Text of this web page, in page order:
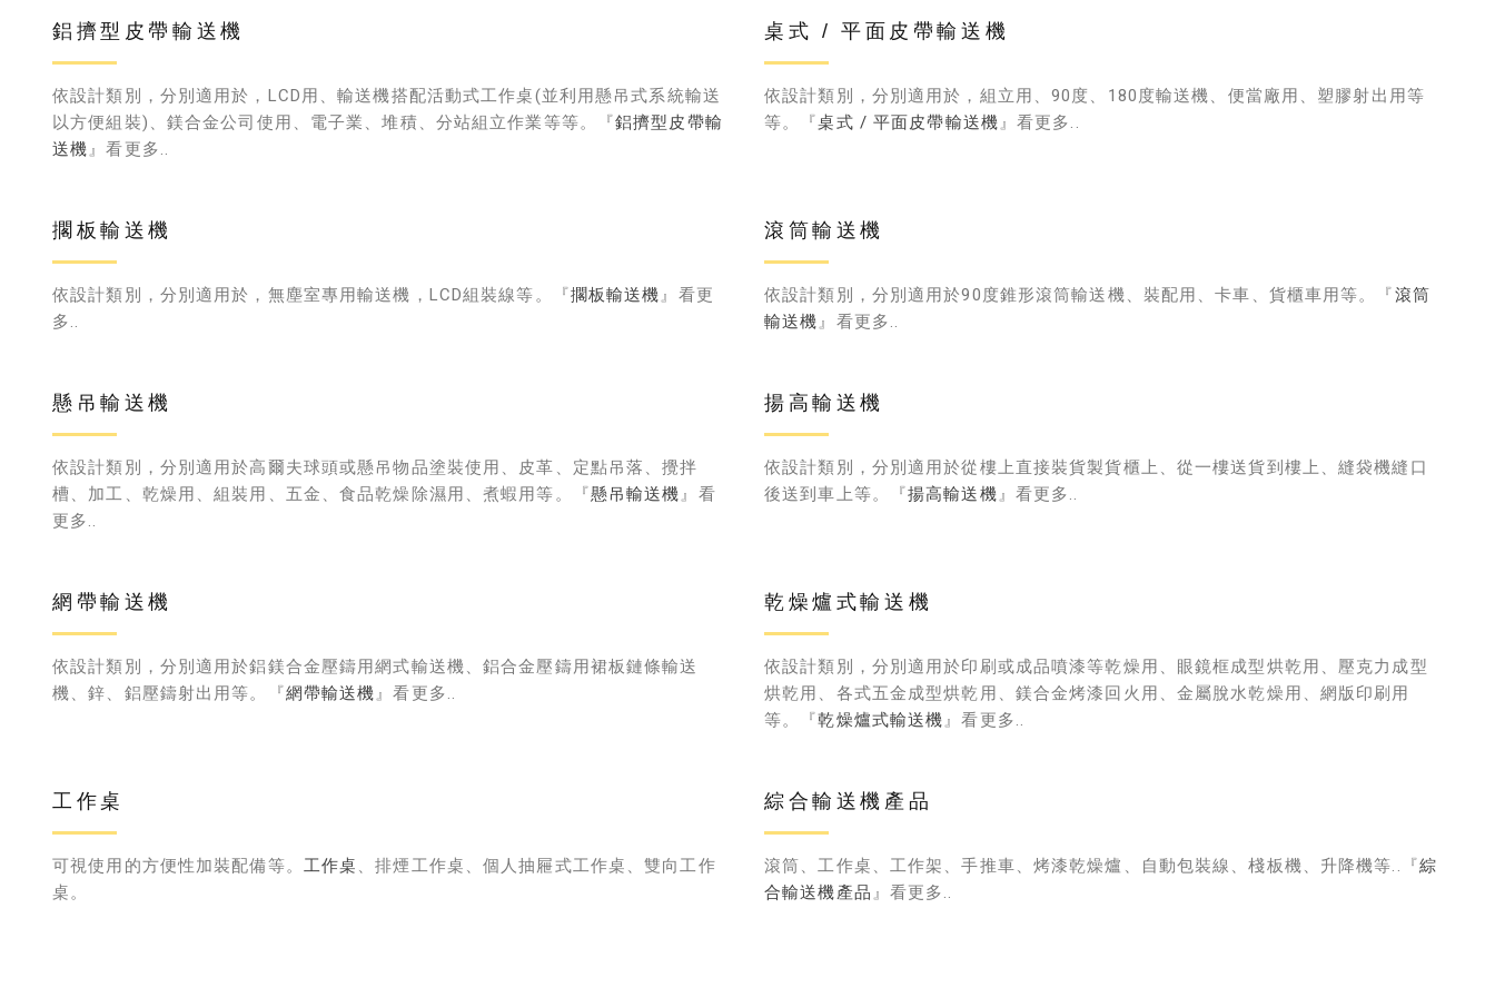
鋁擠型皮帶輸送機
依設計類別，分別適用於，LCD用、輸送機搭配活動式工作桌(並利用懸吊式系統輸送
以方便組裝)、鎂合金公司使用、電子業、堆積、分站組立作業等等。『鋁擠型皮帶輸
送機』看更多..
桌式 / 平面皮帶輸送機
依設計類別，分別適用於，組立用、90度、180度輸送機、便當廠用、塑膠射出用等
等。『桌式 / 平面皮帶輸送機』看更多..
擱板輸送機
依設計類別，分別適用於，無塵室專用輸送機，LCD組裝線等。『擱板輸送機』看更
多..
滾筒輸送機
依設計類別，分別適用於90度錐形滾筒輸送機、裝配用、卡車、貨櫃車用等。『滾筒
輸送機』看更多..
懸吊輸送機
依設計類別，分別適用於高爾夫球頭或懸吊物品塗裝使用、皮革、定點吊落、攪拌
槽、加工、乾燥用、組裝用、五金、食品乾燥除濕用、煮蝦用等。『懸吊輸送機』看
更多..
揚高輸送機
依設計類別，分別適用於從樓上直接裝貨製貨櫃上、從一樓送貨到樓上、縫袋機縫口
後送到車上等。『揚高輸送機』看更多..
網帶輸送機
依設計類別，分別適用於鋁鎂合金壓鑄用網式輸送機、鋁合金壓鑄用裙板鏈條輸送
機、鋅、鋁壓鑄射出用等。『網帶輸送機』看更多..
乾燥爐式輸送機
依設計類別，分別適用於印刷或成品噴漆等乾燥用、眼鏡框成型烘乾用、壓克力成型
烘乾用、各式五金成型烘乾用、鎂合金烤漆回火用、金屬脫水乾燥用、網版印刷用
等。『乾燥爐式輸送機』看更多..
工作桌
可視使用的方便性加裝配備等。 工作桌 、排煙工作桌、個人抽屜式工作桌、雙向工作
桌。
綜合輸送機產品
滾筒、工作桌、工作架、手推車、烤漆乾燥爐、自動包裝線、棧板機、升降機等..『綜
合輸送機產品 』看更多..